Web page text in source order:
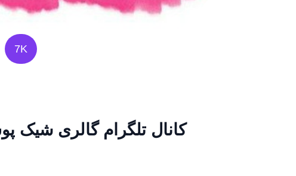
7K
کانال تلگرام گالری شیک